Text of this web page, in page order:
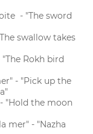
- "The sword
swallow takes
Rokh bird
- "Pick up the
"Hold the moon
mer" - "Nazha